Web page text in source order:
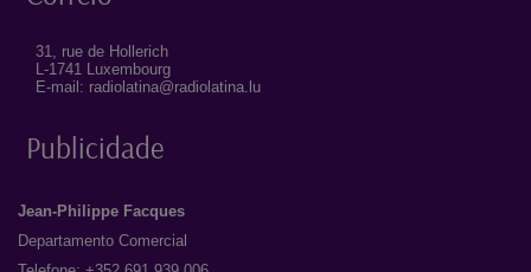
31, rue de Hollerich
L-1741 Luxembourg
E-mail: radiolatina@radiolatina.lu
Publicidade
Jean-Philippe Facques
Departamento Comercial